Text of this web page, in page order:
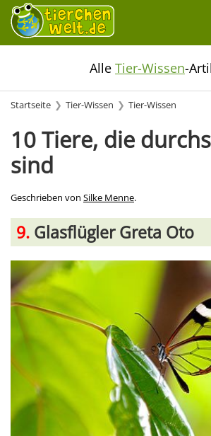
Alle Tier-Wissen-
Startseite Tier-Wissen Tier-Wissen
10 Tiere, die
sind
Geschrieben von Silke Menne.
9. Glasflügler Greta Oto